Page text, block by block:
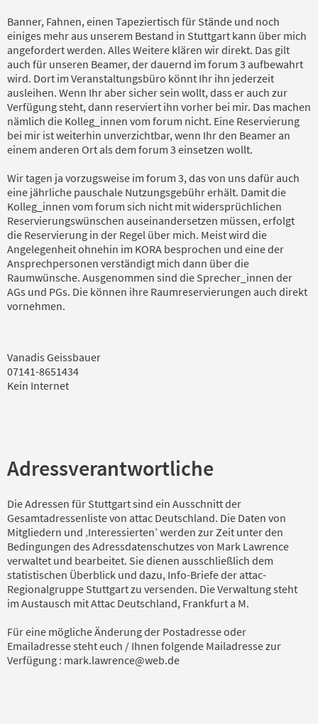
Banner, Fahnen, einen Tapeziertisch für Stände und noch
einiges mehr aus unserem Bestand in Stuttgart kann über mich
angefordert werden. Alles Weitere klären wir direkt. Das gilt
auch für unseren Beamer, der dauernd im forum 3 aufbewahrt
wird. Dort im Veranstaltungsbüro könnt Ihr ihn jederzeit
ausleihen. Wenn Ihr aber sicher sein wollt, dass er auch zur
Verfügung steht, dann reserviert ihn vorher bei mir. Das machen
nämlich die Kolleg_innen vom forum nicht. Eine Reservierung
bei mir ist weiterhin unverzichtbar, wenn Ihr den Beamer an
einem anderen Ort als dem forum 3 einsetzen wollt.
Wir tagen ja vorzugsweise im forum 3, das von uns dafür auch
eine jährliche pauschale Nutzungsgebühr erhält. Damit die
Kolleg_innen vom forum sich nicht mit widersprüchlichen
Reservierungswünschen auseinandersetzen müssen, erfolgt
die Reservierung in der Regel über mich. Meist wird die
Angelegenheit ohnehin im KORA besprochen und eine der
Ansprechpersonen verständigt mich dann über die
Raumwünsche. Ausgenommen sind die Sprecher_innen der
AGs und PGs. Die können ihre Raumreservierungen auch direkt
vornehmen.
Vanadis Geissbauer
07141-8651434
Kein Internet
Adressverantwortliche
Die Adressen für Stuttgart sind ein Ausschnitt der
Gesamtadressenliste von attac Deutschland. Die Daten von
Mitgliedern und ‚Interessierten’ werden zur Zeit unter den
Bedingungen des Adressdatenschutzes von Mark Lawrence
verwaltet und bearbeitet. Sie dienen ausschließlich dem
statistischen Überblick und dazu, Info-Briefe der attac-
Regionalgruppe Stuttgart zu versenden. Die Verwaltung steht
im Austausch mit Attac Deutschland, Frankfurt a M.
Für eine mögliche Änderung der Postadresse oder
Emailadresse steht euch / Ihnen folgende Mailadresse zur
Verfügung : mark.lawrence@web.de